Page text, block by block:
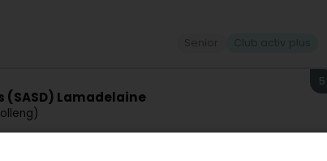
(SASD) Lamadelaine
5